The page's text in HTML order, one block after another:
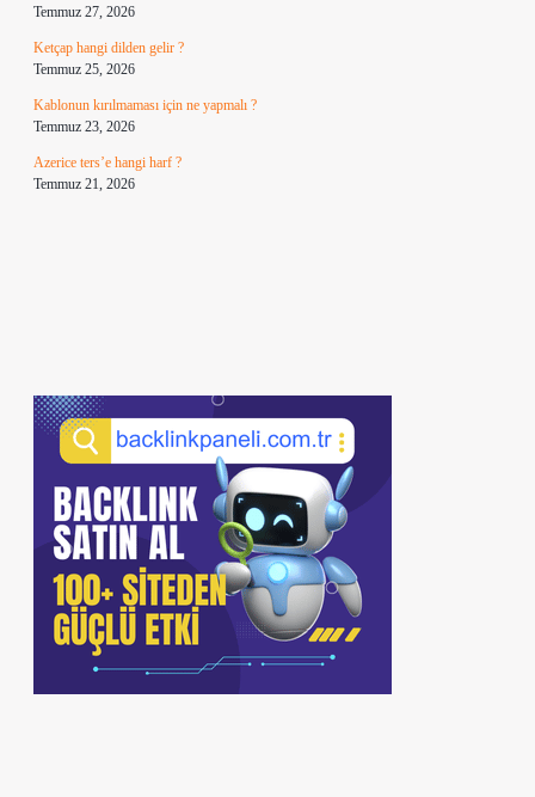
Temmuz 27, 2026
Ketçap hangi dilden gelir ?
Temmuz 25, 2026
Kablonun kırılmaması için ne yapmalı ?
Temmuz 23, 2026
Azerice ters’e hangi harf ?
Temmuz 21, 2026